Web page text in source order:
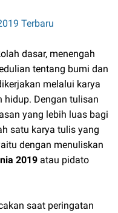
Terbaru
dasar, menengah
tentang bumi dan
melalui karya
Dengan tulisan
yang lebih luas bagi
satu karya tulis yang
dengan menuliskan
2019 atau pidato
saat peringatan